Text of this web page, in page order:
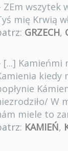
ZEm wszytek
mię Krwią
GRZECH,
[...] Kamieńmi
kiedy
W
miele to
KAMIEŃ,